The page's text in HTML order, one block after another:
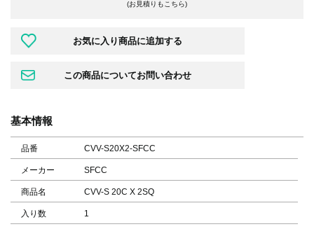
(お見積りもこちら)
基本情報
品番 CVV-S20X2-SFCC
メーカー SFCC
商品名 CVV-S 20C X 2SQ
入り数 1